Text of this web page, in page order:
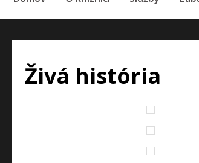
Živá história